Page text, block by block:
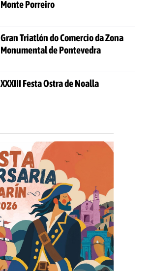
Monte Porreiro
Gran Triatlón do Comercio da Zona
Monumental de Pontevedra
XXXIII Festa Ostra de Noalla